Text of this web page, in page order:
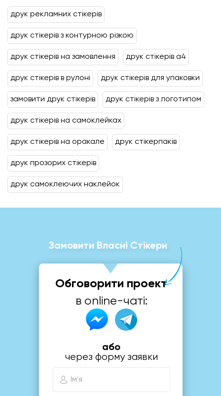
друк рекламних стікерів
друк стікерів з контурною різкою
друк стікерів на замовлення друк стікерів а4
друк стікерів в рулоні друк стікерів для упаковки
замовити друк стікерів друк стікерів з логотипом
друк стікерів на самоклейках
друк стікерів на оракале друк стікерпаків
друк прозорих стікерів
друк самоклеючих наклейок
Замовити Власні Стікери
Обговорити проект
в online-чаті:
або
через форму заявки